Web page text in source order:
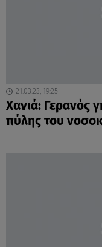
21.03.23, 19:25
Χανιά: Γερανός
πύλης του